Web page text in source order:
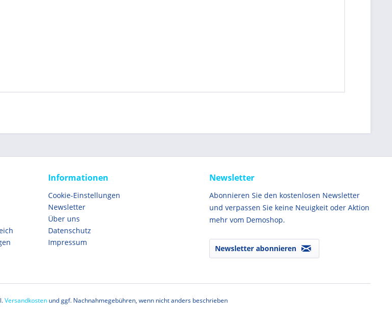
Informationen
Cookie-Einstellungen
Newsletter
Über uns
Datenschutz
Impressum
Newsletter
Abonnieren Sie den kostenlosen Newsletter
und verpassen Sie keine Neuigkeit oder Aktion
mehr vom Demoshop.
Newsletter abonnieren
Versandkostenund ggf. Nachnahmegebühren, wenn nicht anders beschrieben